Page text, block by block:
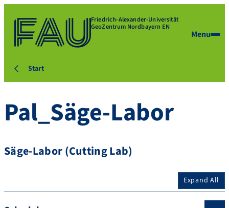
Friedrich-Alexander-Universität
GeoZentrum Nordbayern EN
Menu
Start
Pal_Säge-Labor
Säge-Labor (Cutting Lab)
Expand All